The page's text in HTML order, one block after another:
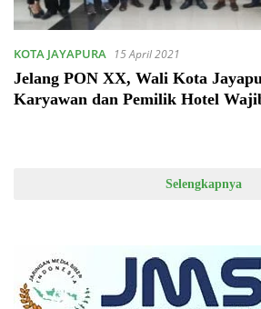
KOTA JAYAPURA 15 April 2021
Jelang PON XX, Wali Kota
Karyawan dan Pemilik Hotel
Selengkapnya